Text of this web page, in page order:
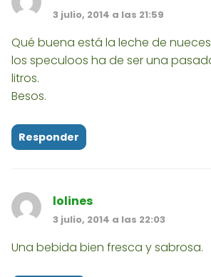
3 julio, 2014 a las 21:59
Qué buena está la leche de
los speculoos ha de ser una
litros.
Besos.
Responder
lolines
3 julio, 2014 a las 22:03
Una bebida bien fresca y sabrosa.